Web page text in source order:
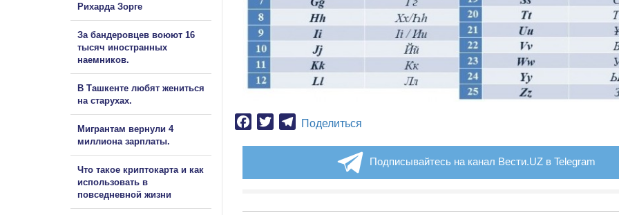
Facebook
TwitterTelegram
Поделиться
Подписывайтесь на канал Вести.UZ в Telegram
Рихарда Зорге
За бандеровцев воюют 16
тысяч иностранных
наемников.
В Ташкенте любят жениться
на старухах.
Мигрантам вернули 4
миллиона зарплаты.
Что такое криптокарта и как
использовать в
повседневной жизни